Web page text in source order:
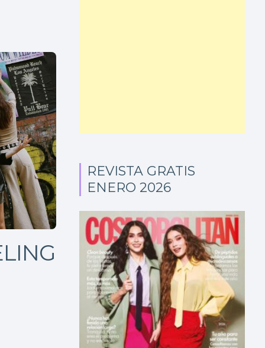
REVISTA GRATIS
ENERO 2026